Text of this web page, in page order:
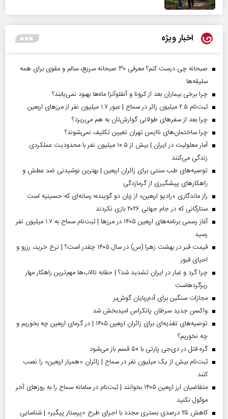
اخبار ویژه
صبحانه چی درست کنم؟ معرفی ۳۰ صبحانه سریع، سالم و مقوی برای همه
سلیقه‌ها
چرا برخی بیماران بعد از کرونا و آنفلوآنزا ماه‌ها بهبود نمی‌یابند؟
ثبت‌نام ۲.۵ میلیون زائر در سماح | عبور ۱.۷ میلیون نفر از مرز‌های اربعین
چرا بعد از سفرهای طولانی گوارش‌تان به هم می‌ریزد؟
چرا ساختمان‌های ناایمن تهران تعیین تکلیف نمی‌شوند؟
آمار معلولیت در ایران | بیش از ۱۰.۵ میلیون نفر با محدودیت عملکردی
زندگی می‌کنند
توصیه‌های طب سنتی برای زائران اربعین | بهترین نوشیدنی ضد عطش و
راهکارهای پیشگیری از گرمازدگی
راز ماندگاری «رادیو اربعین» از زبان دو گوینده؛ رسانه‌ای که حسینیه است
ستارگانی که در جام جهانی ۲۰۲۶ بازی نکردند
آغاز رسمی برنامه‌های اربعین ۱۴۰۵ در مرز‌ها | ثبت‌نام سماح به ۱.۷ میلیون نفر
رسید
قیمت قبر در بهشت زهرا (س) در سال ۱۴۰۵ چقدر است؟ | نرخ خرید، رزرو و
احیای قبور
چرا گرد و غبار در ایران تشدید شد؟ | حقابه تالاب‌ها مهم‌ترین راهکار مهار
ریزگردهاست
مجازات سنگین برای آدم‌ربایان گوش‌بر
واکسن جدید سرطان پانکراس امیدبخش شد
توصیه‌های تغذیه‌ای برای زائران اربعین ۱۴۰۵ | در گرمای اربعین چه بخوریم و
چه نخوریم؟
گره قتل در دی‌جی پارتی با ۵۰ قسم باز می‌شود
ثبت‌نام بیش از یک میلیون نفر در سماح | زائران «همیار اربعین» را نصب
کنند
متقاضیان ارز اربعین ۱۴۰۵ بخوانند | ثبت‌نام در سامانه سماح را به روز‌های آخر
موکول نکنید
کاهش ۲۵ درصدی بستری مجدد با اجرای طرح «پرستار پیگیر» | شناسایی